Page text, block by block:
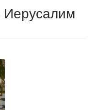
Иерусалим